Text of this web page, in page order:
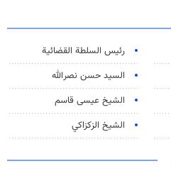
رئیس السلطة القضائیة
السيد حسن نصرالله
الشيخ عيسى قاسم
الشيخ الزكزاكي